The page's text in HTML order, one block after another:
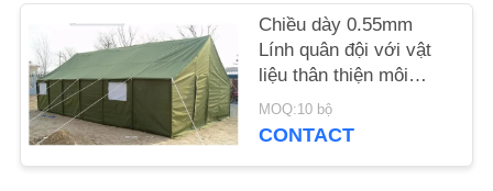
Chiều dày 0.55mm
Lính quân đội với vật
liệu thân thiện môi
trường
MOQ:10 bộ
CONTACT